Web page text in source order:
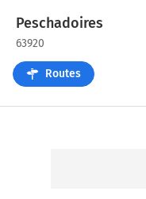
Peschadoires
63920
Routes